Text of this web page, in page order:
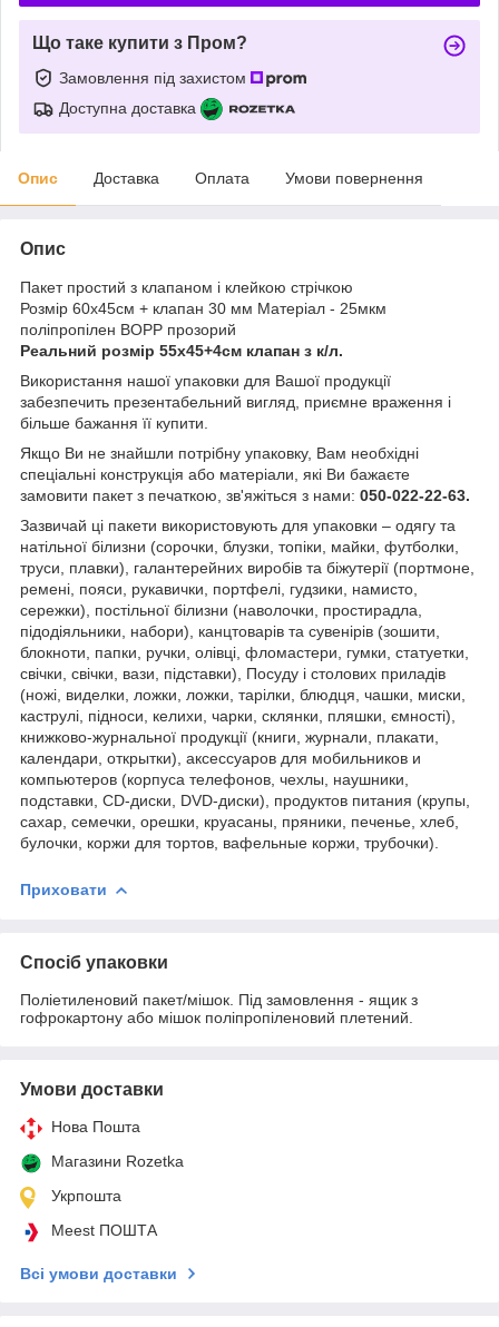
Що таке купити з Пром?
Замовлення під захистом
Доступна доставка
Опис Доставка Оплата Умови повернення
Опис
Пакет простий з клапаном і клейкою стрічкою
Розмір 60х45см + клапан 30 мм Матеріал - 25мкм
поліпропілен BOPP прозорий
Реальний розмір 55х45+4см клапан з к/л.
Використання нашої упаковки для Вашої продукції
забезпечить презентабельний вигляд, приємне враження і
більше бажання її купити.
Якщо Ви не знайшли потрібну упаковку, Вам необхідні
спеціальні конструкція або матеріали, які Ви бажаєте
замовити пакет з печаткою, зв'яжіться з нами: 050-022-22-63.
Зазвичай ці пакети використовують для упаковки – одягу та
натільної білизни (сорочки, блузки, топіки, майки, футболки,
труси, плавки), галантерейних виробів та біжутерії (портмоне,
ремені, пояси, рукавички, портфелі, гудзики, намисто,
сережки), постільної білизни (наволочки, простирадла,
підодіяльники, набори), канцтоварів та сувенірів (зошити,
блокноти, папки, ручки, олівці, фломастери, гумки, статуетки,
свічки, свічки, вази, підставки), Посуду і столових приладів
(ножі, виделки, ложки, ложки, тарілки, блюдця, чашки, миски,
каструлі, підноси, келихи, чарки, склянки, пляшки, ємності),
книжково-журнальної продукції (книги, журнали, плакати,
календари, открытки), аксессуаров для мобильников и
компьютеров (корпуса телефонов, чехлы, наушники,
подставки, CD-диски, DVD-диски), продуктов питания (крупы,
сахар, семечки, орешки, круасаны, пряники, печенье, хлеб,
булочки, коржи для тортов, вафельные коржи, трубочки).
Приховати
Спосіб упаковки
Поліетиленовий пакет/мішок. Під замовлення - ящик з
гофрокартону або мішок поліпропіленовий плетений.
Умови доставки
Нова Пошта
Магазини Rozetka
Укрпошта
Meest ПОШТА
Всі умови доставки